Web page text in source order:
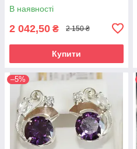
В наявності
2 042,50 ₴ 2 150 ₴
Купити
–5%